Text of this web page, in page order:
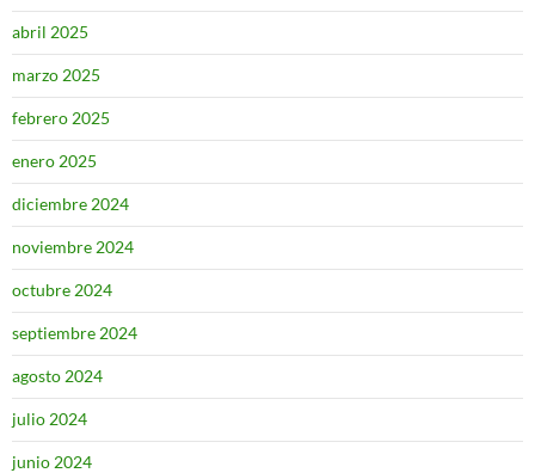
abril 2025
marzo 2025
febrero 2025
enero 2025
diciembre 2024
noviembre 2024
octubre 2024
septiembre 2024
agosto 2024
julio 2024
junio 2024